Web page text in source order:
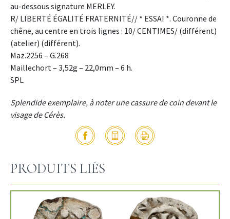
au-dessous signature MERLEY.
R/ LIBERTÉ ÉGALITÉ FRATERNITÉ// * ESSAI *. Couronne de
chêne, au centre en trois lignes : 10/ CENTIMES/ (différent)
(atelier) (différent).
Maz.2256 – G.268
Maillechort – 3,52g – 22,0mm – 6 h.
SPL
Splendide exemplaire, à noter une cassure de coin devant le
visage de Cérès.
PRODUITS LIÉS